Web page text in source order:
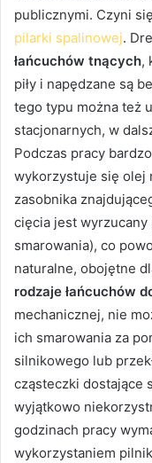
publicznymi. Czyni
pilarki spalinowej.
łańcuchów tnących,
piły i napędzane są
tego typu można też
stacjonarnych, w
Podczas pracy
wykorzystuje się olej
zasobnika
cięcia jest wyrzucany
smarowania), co
naturalne, obojętne
rodzaje łańcuchów
mechanicznej, nie
ich smarowania za
silnikowego lub
cząsteczki dostające
wyjątkowo
godzinach pracy
wykorzystaniem